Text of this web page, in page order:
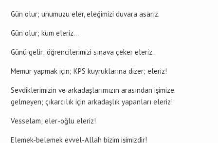
Gün olur; unumuzu eler, eleğimizi duvara asarız.
Gün olur; kum eleriz…
Günü gelir; öğrencilerimizi sınava çeker eleriz..
Memur yapmak için; KPS kuyruklarına dizer; eleriz!
Sevdiklerimizin ve arkadaşlarımızın arasından işimize
gelmeyen; çıkarcılık için arkadaşlık yapanları eleriz!
Vesselam; eler-oğlu eleriz!
Elemek-belemek evvel-Allah bizim işimizdir!